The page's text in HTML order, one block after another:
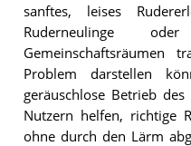
sanftes, leises
Ruderneulinge
Gemeinschaftsräumen
Problem darstellen
geräuschlose Betrieb
Nutzern helfen, richtige
ohne durch den Lärm